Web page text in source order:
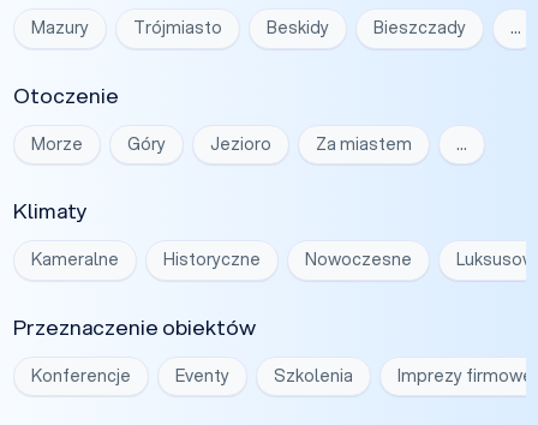
Mazury Trójmiasto Beskidy Bieszczady …
Otoczenie
Morze Góry Jezioro Za miastem …
Klimaty
Kameralne Historyczne Nowoczesne
Przeznaczenie obiektów
Konferencje Eventy Szkolenia Imprezy firmowe